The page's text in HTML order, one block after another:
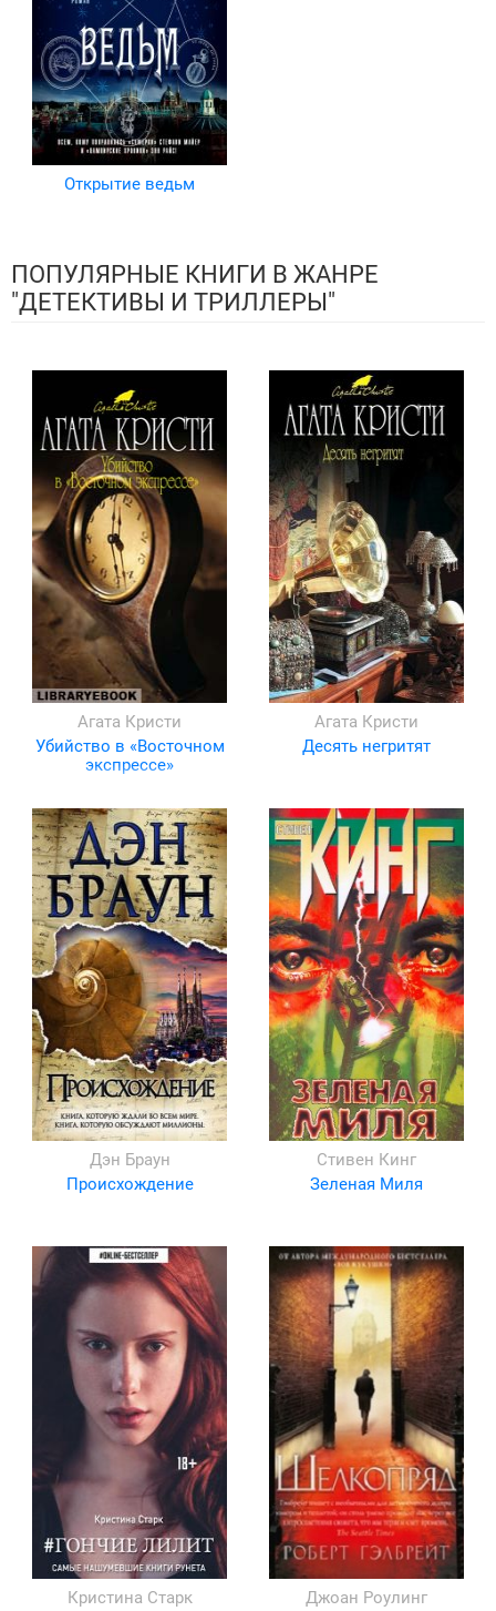
Открытие ведьм
ПОПУЛЯРНЫЕ КНИГИ В ЖАНРЕ
"ДЕТЕКТИВЫ И ТРИЛЛЕРЫ"
Агата Кристи
Убийство в «Восточном
экспрессе»
Агата Кристи
Десять негритят
Дэн Браун
Происхождение
Стивен Кинг
Зеленая Миля
Кристина Старк
Джоан Роулинг